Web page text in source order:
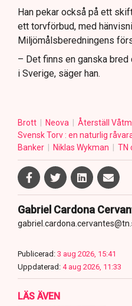
Han pekar också på ett
ett torvförbud, med
Miljömålsberedningens
– Det finns en ganska
i Sverige, säger han.
Brott Neova
Återställ
Svensk Torv : en naturlig
Banker
Niklas Wykman TN
Gabriel Cardona
Publicerad: 3 aug 2026, 15:41
Uppdaterad: 4 aug 2026, 11:33
LÄS ÄVEN